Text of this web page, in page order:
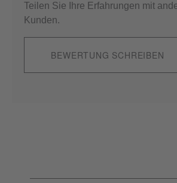
Teilen Sie Ihre Erfahrungen mit
Kunden.
BEWERTUNG SCHREIBEN